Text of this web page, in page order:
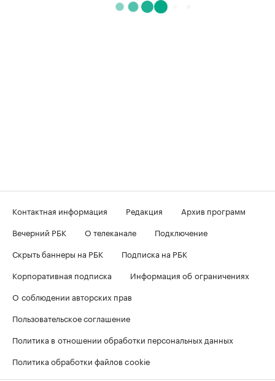
Контактная информация Редакция
Архив программ
Вечерний РБК
О телеканале
Подключение
Скрыть баннеры на РБК
Подписка на РБК
Корпоративная подписка
Информация об ограничениях
О соблюдении авторских прав
Пользовательское соглашение
Политика в отношении обработки персональных данных
Политика обработки файлов cookie